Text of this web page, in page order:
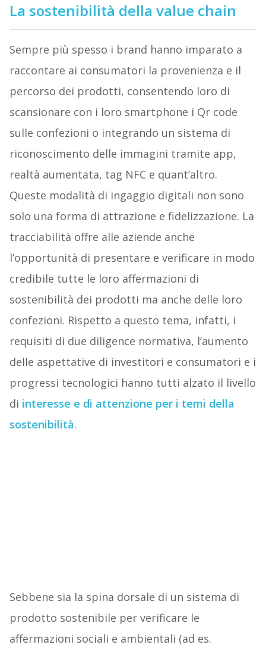
La sostenibilità della value chain
Sempre più spesso i brand hanno imparato a
raccontare ai consumatori la provenienza e il
percorso dei prodotti, consentendo loro di
scansionare con i loro smartphone i Qr code
sulle confezioni o integrando un sistema di
riconoscimento delle immagini tramite app,
realtà aumentata, tag NFC e quant’altro.
Queste modalità di ingaggio digitali non sono
solo una forma di attrazione e fidelizzazione. La
tracciabilità offre alle aziende anche
l’opportunità di presentare e verificare in modo
credibile tutte le loro affermazioni di
sostenibilità dei prodotti ma anche delle loro
confezioni. Rispetto a questo tema, infatti, i
requisiti di due diligence normativa, l’aumento
delle aspettative di investitori e consumatori e i
progressi tecnologici hanno tutti alzato il livello
di interesse e di attenzione per i temi della
sostenibilità.
Sebbene sia la spina dorsale di un sistema di
prodotto sostenibile per verificare le
affermazioni sociali e ambientali (ad es.